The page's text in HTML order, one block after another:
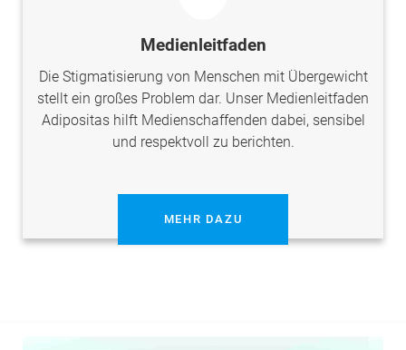
Medienleitfaden
Die Stigmatisierung von Menschen mit Übergewicht
stellt ein großes Problem dar. Unser Medienleitfaden
Adipositas hilft Medienschaffenden dabei, sensibel
und respektvoll zu berichten.
MEHR DAZU